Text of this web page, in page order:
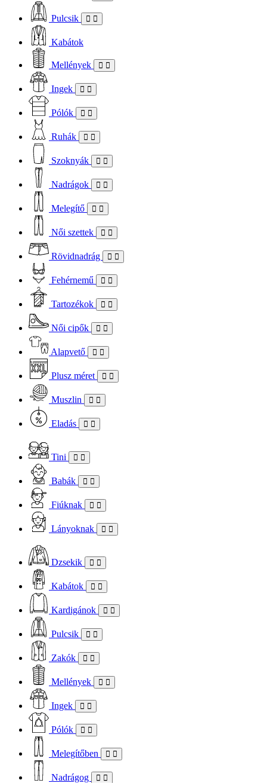
Pulcsik
Kabátok
Mellények
Ingek
Pólók
Ruhák
Szoknyák
Nadrágok
Melegítő
Női szettek
Rövidnadrág
Fehérnemű
Tartozékok
Női cipők
Alapvető
Plusz méret
Muszlin
Eladás
Tini
Babák
Fiúknak
Lányoknak
Dzsekik
Kabátok
Kardigánok
Pulcsik
Zakók
Mellények
Ingek
Pólók
Melegítőben
Nadrágog